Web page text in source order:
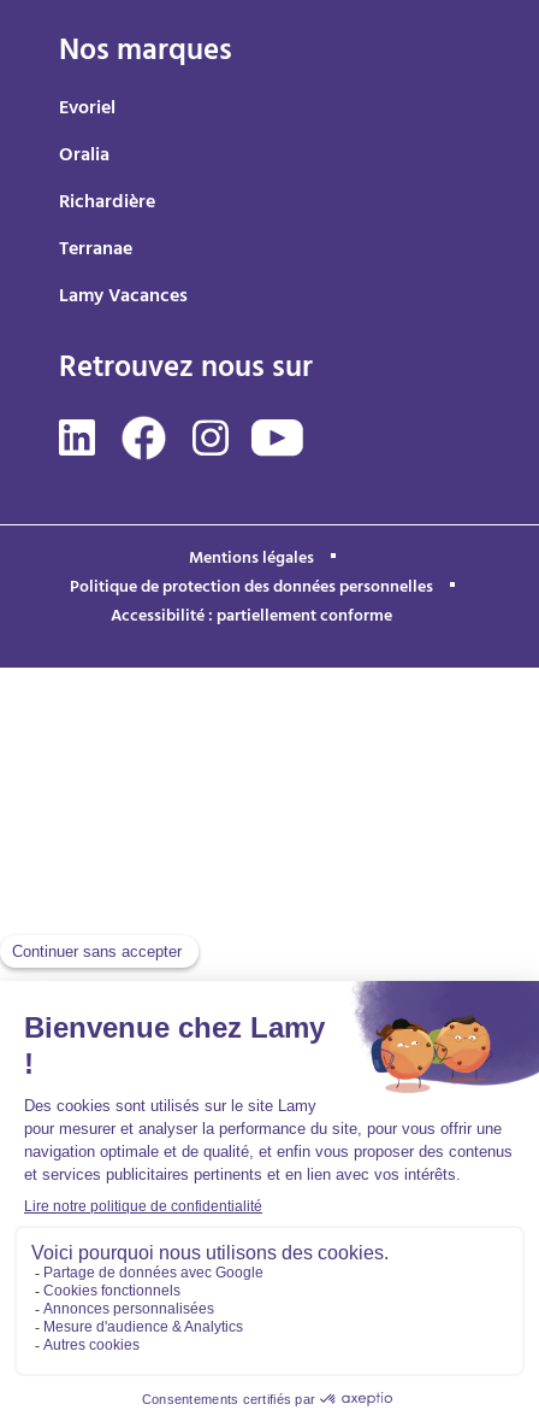
Nos marques
Evoriel
Oralia
Richardière
Terranae
Lamy Vacances
Retrouvez nous sur
Mentions légales
Politique de protection des données personnelles
Accessibilité : partiellement conforme